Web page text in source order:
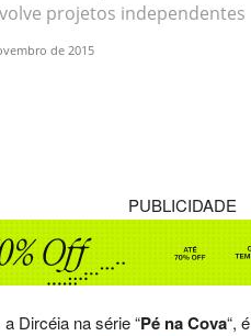
projetos independentes
de 2015
PUBLICIDADE
Dircéia na série “Pé na Cova“,